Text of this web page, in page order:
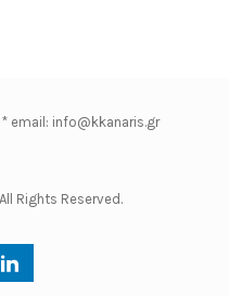
email: info@kkanaris.gr
Rights Reserved.